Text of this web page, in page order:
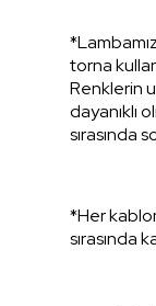
torna
Renklerin
dayanıklı
sırasında
*Her
sırasında